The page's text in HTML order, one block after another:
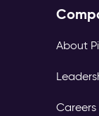
About
Careers